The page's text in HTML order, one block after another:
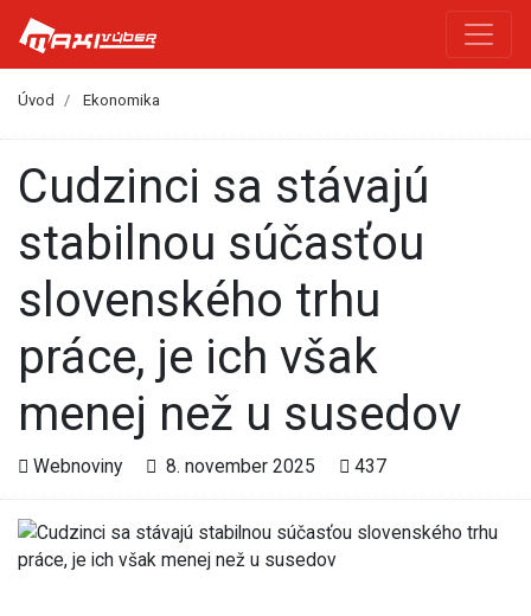
Úvod Ekonomika
Cudzinci sa stávajú
stabilnou súčasťou
slovenského trhu
práce, je ich však
menej než u susedov
Webnoviny 8. november 2025 437